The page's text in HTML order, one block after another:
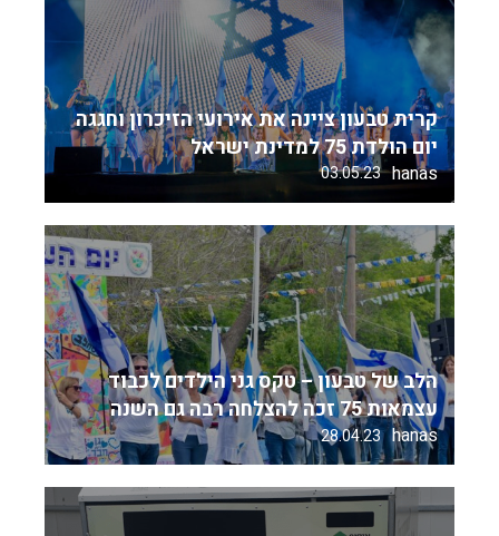
קרית טבעון ציינה את אירועי הזיכרון וחגגה
יום הולדת 75 למדינת ישראל
hanas
03.05.23
הלב של טבעון – טקס גני הילדים לכבוד
עצמאות 75 זכה להצלחה רבה גם השנה
hanas
28.04.23